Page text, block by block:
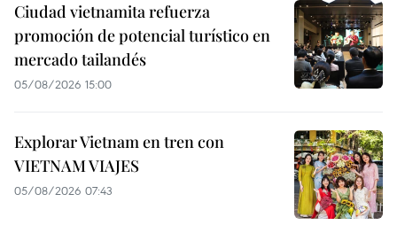
Ciudad vietnamita refuerza
promoción de potencial turístico en
mercado tailandés
05/08/2026 15:00
Explorar Vietnam en tren con
VIETNAM VIAJES
05/08/2026 07:43